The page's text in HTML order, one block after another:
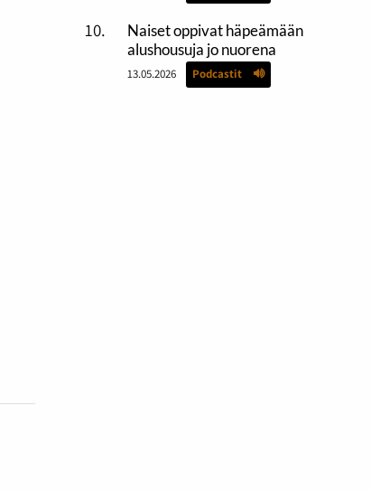
Naiset oppivat häpeämään
alushousuja jo nuorena
13.05.2026 Podcastit